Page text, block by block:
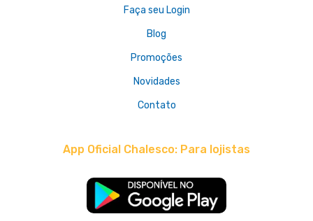
Faça seu Login
Blog
Promoções
Novidades
Contato
App Oficial Chalesco: Para lojistas